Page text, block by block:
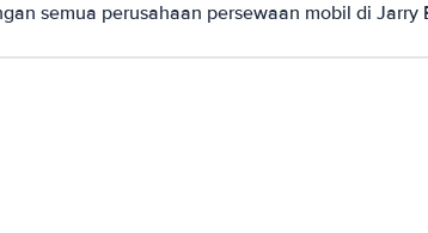
semua perusahaan persewaan mobil di Jarry